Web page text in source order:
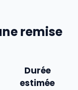
remise
Durée
estimée